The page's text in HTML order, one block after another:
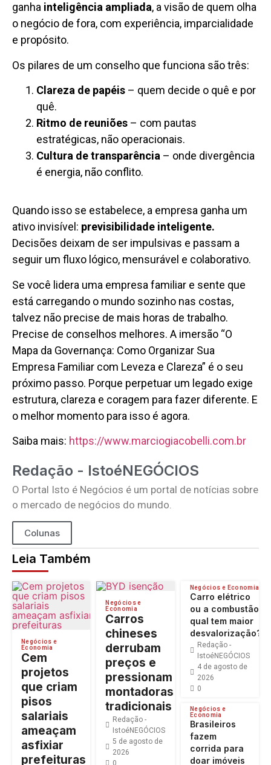
ganha inteligência ampliada, a visão de quem olha
o negócio de fora, com experiência, imparcialidade
e propósito.
Os pilares de um conselho que funciona são três:
Clareza de papéis – quem decide o quê e por
quê.
Ritmo de reuniões – com pautas
estratégicas, não operacionais.
Cultura de transparência – onde divergência
é energia, não conflito.
Quando isso se estabelece, a empresa ganha um
ativo invisível: previsibilidade inteligente.
Decisões deixam de ser impulsivas e passam a
seguir um fluxo lógico, mensurável e colaborativo.
Se você lidera uma empresa familiar e sente que
está carregando o mundo sozinho nas costas,
talvez não precise de mais horas de trabalho.
Precise de conselhos melhores. A imersão “O
Mapa da Governança: Como Organizar Sua
Empresa Familiar com Leveza e Clareza” é o seu
próximo passo. Porque perpetuar um legado exige
estrutura, clareza e coragem para fazer diferente. E
o melhor momento para isso é agora.
Saiba mais: https://www.marciogiacobelli.com.br
Redação - IstoéNEGÓCIOS
O Portal Isto é Negócios é um portal de notícias sobre
o mercado de negócios do mundo.
Colunas
Leia Também
Negócios e
Economia
Cem
projetos
que criam
pisos
salariais
ameaçam
asfixiar
prefeituras
Negócios e
Economia
Carros
chineses
derrubam
preços e
pressionam
montadoras
tradicionais
Redação -
IstoéNEGÓCIOS
5 de agosto de
2026
0
Negócios e Economia
Carro elétrico
ou a combustão:
qual tem maior
desvalorização?
Redação -
IstoéNEGÓCIOS
4 de agosto de
2026
0
Negócios e
Economia
Brasileiros
fazem
corrida para
doar imóveis